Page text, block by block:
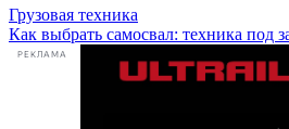
Грузовая техника
Как выбрать самосвал: техника под
РЕКЛАМА